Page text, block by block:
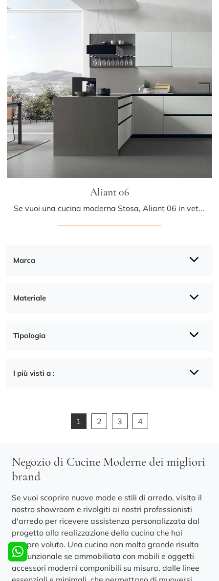
Marca
Materiale
Tipologia
I più visti a :
Aliant 06
Se vuoi una cucina moderna Stosa, Aliant 06 in vetro ti sta aspettando nel nostro negozio di Cucine Moderne con penisola.
1 2 3 4
Negozio di Cucine Moderne dei migliori
brand
Se vuoi scoprire nuove mode e stili di arredo, visita il
nostro showroom e rivolgiti ai nostri professionisti
d'arredo per ricevere assistenza personalizzata dal
progetto alla realizzazione della cucina che hai
sempre voluto. Una cucina non molto grande risulta
più funzionale se ammobiliata con mobili e oggetti
accessori moderni componibili su misura, dalle linee